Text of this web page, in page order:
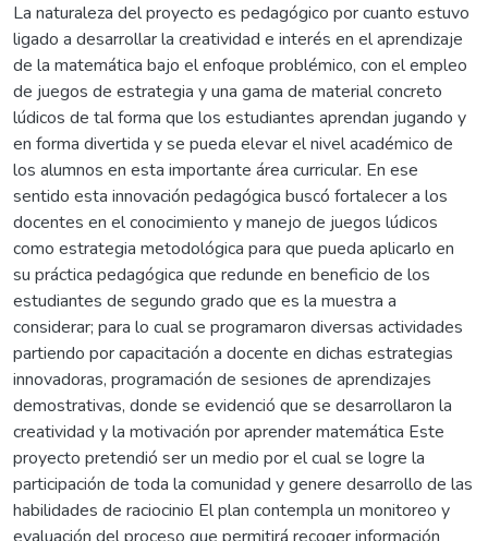
La naturaleza del proyecto es pedagógico por cuanto estuvo
ligado a desarrollar la creatividad e interés en el aprendizaje
de la matemática bajo el enfoque problémico, con el empleo
de juegos de estrategia y una gama de material concreto
lúdicos de tal forma que los estudiantes aprendan jugando y
en forma divertida y se pueda elevar el nivel académico de
los alumnos en esta importante área curricular. En ese
sentido esta innovación pedagógica buscó fortalecer a los
docentes en el conocimiento y manejo de juegos lúdicos
como estrategia metodológica para que pueda aplicarlo en
su práctica pedagógica que redunde en beneficio de los
estudiantes de segundo grado que es la muestra a
considerar; para lo cual se programaron diversas actividades
partiendo por capacitación a docente en dichas estrategias
innovadoras, programación de sesiones de aprendizajes
demostrativas, donde se evidenció que se desarrollaron la
creatividad y la motivación por aprender matemática Este
proyecto pretendió ser un medio por el cual se logre la
participación de toda la comunidad y genere desarrollo de las
habilidades de raciocinio El plan contempla un monitoreo y